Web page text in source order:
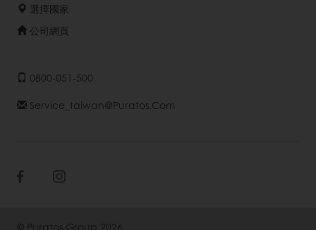
選擇國家
公司網頁
0800-051-500
Service_taiwan@puratos.com
© Puratos Group 2026